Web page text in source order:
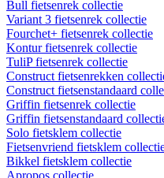
Bull fietsenrek collectie
Variant 3 fietsenrek collectie
Fourchet+ fietsenrek collectie
Kontur fietsenrek collectie
TuliP fietsenrek collectie
Construct fietsenrekken
Construct fietsenstandaard
Griffin fietsenrek collectie
Griffin fietsenstandaard
Solo fietsklem collectie
Fietsenvriend fietsklem
Bikkel fietsklem collectie
Apropos collectie